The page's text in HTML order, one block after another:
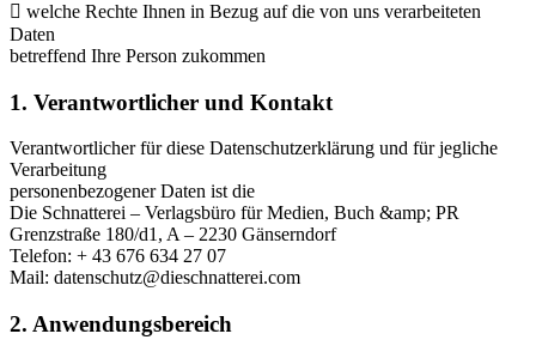
 welche Rechte Ihnen in Bezug auf die von uns verarbeiteten
Daten
betreffend Ihre Person zukommen
1. Verantwortlicher und Kontakt
Verantwortlicher für diese Datenschutzerklärung und für jegliche
Verarbeitung
personenbezogener Daten ist die
Die Schnatterei – Verlagsbüro für Medien, Buch &amp; PR
Grenzstraße 180/d1, A – 2230 Gänserndorf
Telefon: + 43 676 634 27 07
Mail: datenschutz@dieschnatterei.com
2. Anwendungsbereich